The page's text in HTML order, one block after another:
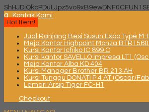
q
Kontak Kami
Hot Item!
Jual Ranjang Besi Susun Expo Type
Meja Kantor Highpoint Monza
Kursi Kantor Ichiko IC 899 C
Kursi kantor SAVELLO Impresa LT1
Meja Kantor Alba KD 404
Kursi Manager Brother BR 213 AH
Kursi Tunggu DONATI P 4 AT (Oscar/
Lemari Arsip Tiger FC-H1
Checkout